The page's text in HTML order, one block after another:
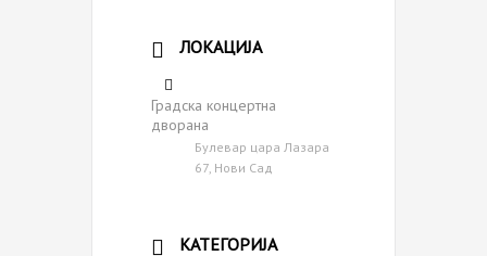
ЛОКАЦИЈА
Градска концертна
дворана
Булевар цара Лазара
67, Нови Сад
КАТЕГОРИЈА